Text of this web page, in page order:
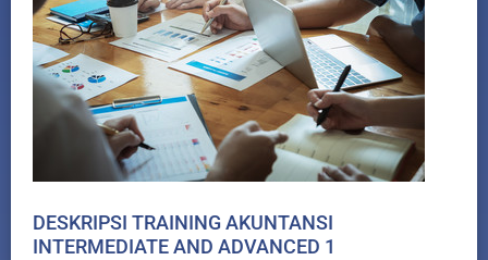
DESKRIPSI TRAINING AKUNTANSI
INTERMEDIATE AND ADVANCED 1